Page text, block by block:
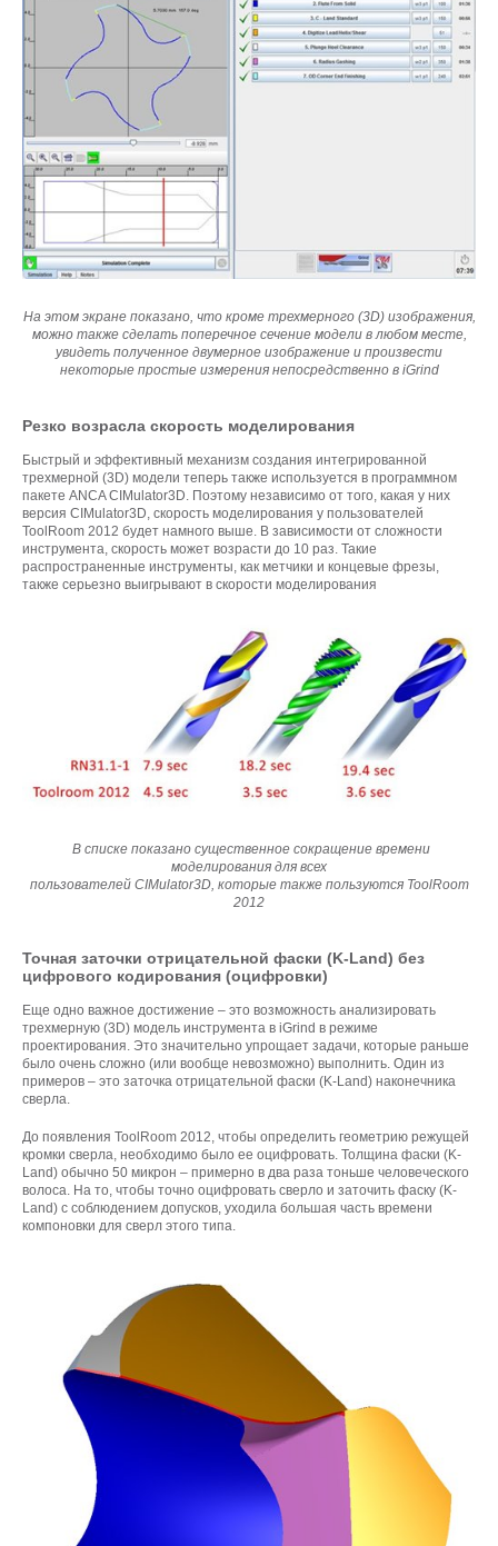
На этом экране показано, что кроме трехмерного (3D) изображения,
можно также сделать поперечное сечение модели в любом месте,
увидеть полученное двумерное изображение и произвести
некоторые простые измерения непосредственно в iGrind
Резко возрасла скорость моделирования
Быстрый и эффективный механизм создания интегрированной
трехмерной (3D) модели теперь также используется в программном
пакете ANCA CIMulator3D. Поэтому независимо от того, какая у них
версия CIMulator3D, скорость моделирования у пользователей
ToolRoom 2012 будет намного выше. В зависимости от сложности
инструмента, скорость может возрасти до 10 раз. Такие
распространенные инструменты, как метчики и концевые фрезы,
также серьезно выигрывают в скорости моделирования
В списке показано существенное сокращение времени
моделирования для всех
пользователей CIMulator3D, которые также пользуются ToolRoom
2012
Точная заточки отрицательной фаски (K-Land) без
цифрового кодирования (оцифровки)
Еще одно важное достижение – это возможность анализировать
трехмерную (3D) модель инструмента в iGrind в режиме
проектирования. Это значительно упрощает задачи, которые раньше
было очень сложно (или вообще невозможно) выполнить. Один из
примеров – это заточка отрицательной фаски (K-Land) наконечника
сверла.
До появления ToolRoom 2012, чтобы определить геометрию режущей
кромки сверла, необходимо было ее оцифровать. Толщина фаски (K-
Land) обычно 50 микрон – примерно в два раза тоньше человеческого
волоса. На то, чтобы точно оцифровать сверло и заточить фаску (K-
Land) с соблюдением допусков, уходила большая часть времени
компоновки для сверл этого типа.